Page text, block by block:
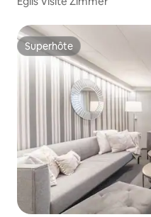
Superhôte
Superhôte